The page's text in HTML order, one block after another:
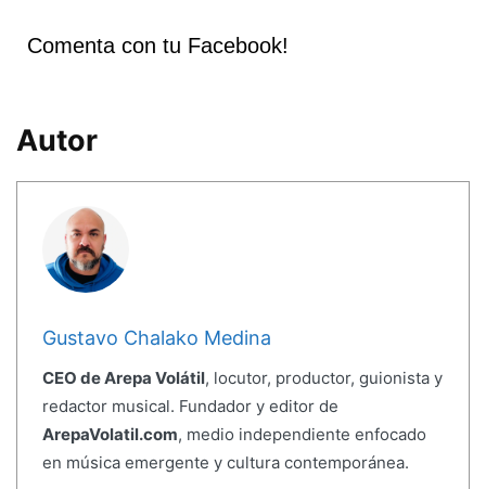
Comenta con tu Facebook!
Autor
Gustavo Chalako Medina
CEO de Arepa Volátil, locutor, productor, guionista y
redactor musical. Fundador y editor de
ArepaVolatil.com, medio independiente enfocado
en música emergente y cultura contemporánea.